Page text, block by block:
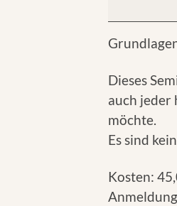
Dieses
auch jeder
möchte.
Es sind
Kosten: